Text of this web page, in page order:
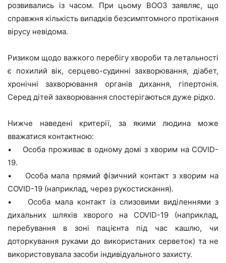
розвивались із часом. При цьому ВООЗ заявляє, що
справжня кількість випадків безсимптомного протікання
вірусу невідома.
Ризиком щодо важкого перебігу хвороби та летальності
є похилий вік, серцево-судинні захворювання, діабет,
хронічні захворювання органів дихання, гіпертонія.
Серед дітей захворювання спостерігаються дуже рідко.
Нижче наведені критерії, за якими людина може
вважатися контактною:
• Особа проживає в одному домі з хворим на COVID-
19.
• Особа мала прямий фізичний контакт з хворим на
COVID-19 (наприклад, через рукостискання).
• Особа мала контакт із слизовими виділеннями з
дихальних шляхів хворого на COVID-19 (наприклад,
перебування в зоні пацієнта під час кашлю, чи
доторкування руками до використаних серветок) та не
використовувала засоби індивідуального захисту.